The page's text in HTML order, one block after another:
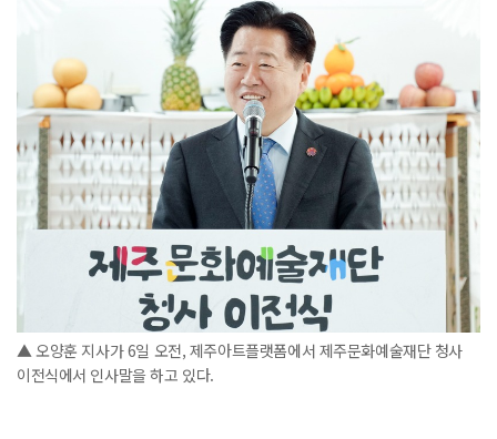
▲ 오양훈 지사가 6일 오전, 제주아트플랫폼에서 제주문화예술재단 청사
이전식에서 인사말을 하고 있다.